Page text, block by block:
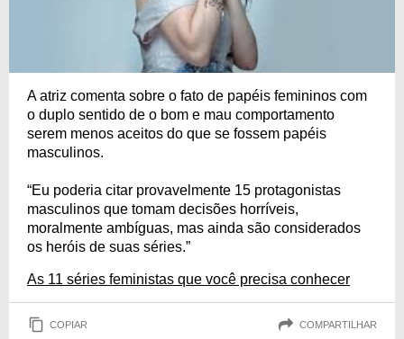
A atriz comenta sobre o fato de papéis femininos com
o duplo sentido de o bom e mau comportamento
serem menos aceitos do que se fossem papéis
masculinos.
“Eu poderia citar provavelmente 15 protagonistas
masculinos que tomam decisões horríveis,
moralmente ambíguas, mas ainda são considerados
os heróis de suas séries.”
As 11 séries feministas que você precisa conhecer
COPIAR COMPARTILHAR